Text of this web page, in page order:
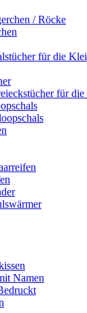
/ Röcke
für die
für die
Namen